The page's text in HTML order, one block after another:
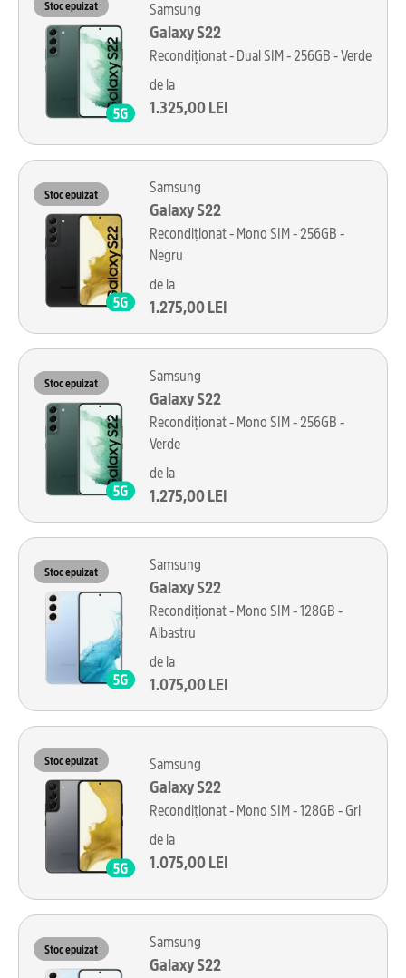
Stoc epuizat Samsung
Galaxy S22
Recondiționat - Dual SIM - 256GB - Verde
de la
1.325,00 LEI
Stoc epuizat Samsung
Galaxy S22
Recondiționat - Mono SIM - 256GB -
Negru
de la
1.275,00 LEI
Stoc epuizat Samsung
Galaxy S22
Recondiționat - Mono SIM - 256GB -
Verde
de la
1.275,00 LEI
Stoc epuizat Samsung
Galaxy S22
Recondiționat - Mono SIM - 128GB -
Albastru
de la
1.075,00 LEI
Stoc epuizat Samsung
Galaxy S22
Recondiționat - Mono SIM - 128GB - Gri
de la
1.075,00 LEI
Stoc epuizat Samsung
Galaxy S22